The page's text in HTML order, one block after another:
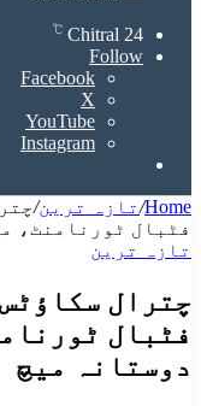
Chitral 24
℃
Follow
Facebook
X
YouTube
Instagram
Home
/تازہ ترین/
فٹبال ٹورنامنٹ،
تازہ ترین
فٹبال
دوستانہ میچ